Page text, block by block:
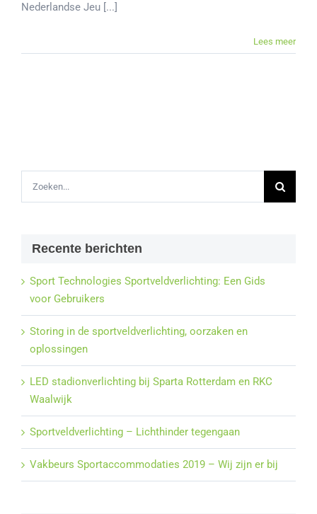
Nederlandse Jeu [...]
Lees meer
Recente berichten
Sport Technologies Sportveldverlichting: Een Gids
voor Gebruikers
Storing in de sportveldverlichting, oorzaken en
oplossingen
LED stadionverlichting bij Sparta Rotterdam en RKC
Waalwijk
Sportveldverlichting – Lichthinder tegengaan
Vakbeurs Sportaccommodaties 2019 – Wij zijn er bij